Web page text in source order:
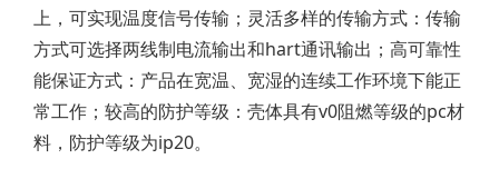
上，可实现温度信号传输；灵活多样的传输方式：传输
方式可选择两线制电流输出和hart通讯输出；高可靠性
能保证方式：产品在宽温、宽湿的连续工作环境下能正
常工作；较高的防护等级：壳体具有v0阻燃等级的pc材
料，防护等级为ip20。